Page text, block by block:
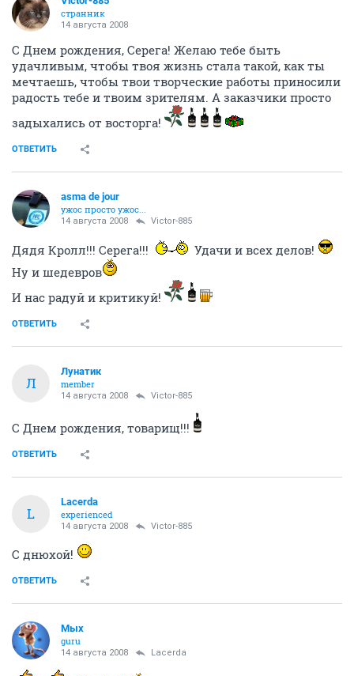
странник
14 августа 2008
С Днем рождения, Серега! Желаю тебе быть
удачливым, чтобы твоя жизнь стала такой, как ты
мечтаешь, чтобы твои творческие работы приносили
радость тебе и твоим зрителям. А заказчики просто
задыхались от восторга!
ОТВЕТИТЬ
asma de jour
ужос просто ужос...
14 августа 2008 Victor-885
Дядя Кролл!!! Серега!!!
Удачи и всех делов!
Ну и шедевров
И нас радуй и критикуй!
ОТВЕТИТЬ
Л
Лунатик
member
14 августа 2008 Victor-885
C Днем рождения, товарищ!!!
ОТВЕТИТЬ
L
Lacerda
experienced
14 августа 2008 Victor-885
С днюхой!
ОТВЕТИТЬ
Мых
guru
14 августа 2008 Lacerda